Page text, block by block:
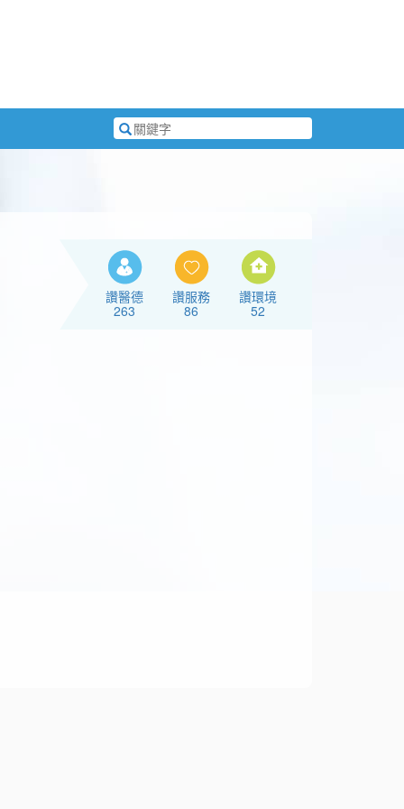
搜
尋
讚醫德
263
讚服務
86
讚環境
52